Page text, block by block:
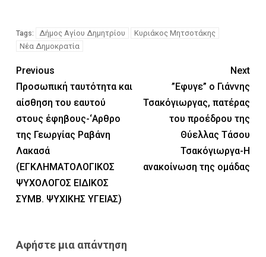
Tags: Δήμος Αγίου Δημητρίου
Κυριάκος Μητσοτάκης
Νέα Δημοκρατία
Previous
Προσωπική ταυτότητα και
αίσθηση του εαυτού
στους έφηβους-‘Αρθρο
της Γεωργίας Ραβάνη
Λακασά
(ΕΓΚΛΗΜΑΤΟΛΟΓΙΚΟΣ
ΨΥΧΟΛΟΓΟΣ ΕΙΔΙΚΟΣ
ΣΥΜΒ. ΨΥΧΙΚΗΣ ΥΓΕΙΑΣ)
Next
”Εφυγε” ο Γιάννης
Τσακόγιωργας, πατέρας
του προέδρου της
Θύελλας Τάσου
Τσακόγιωργα-Η
ανακοίνωση της ομάδας
Αφήστε μια απάντηση